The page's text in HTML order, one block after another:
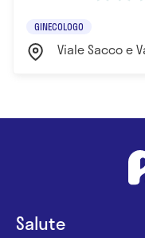
GINECOLOGO
Viale Sacco e
Salute